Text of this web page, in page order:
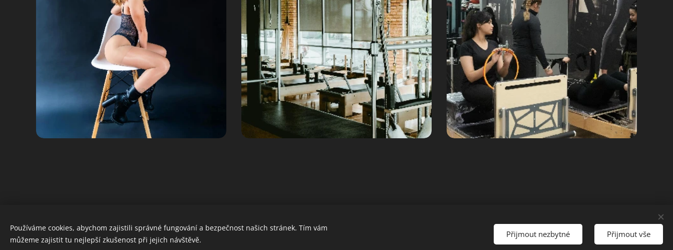
Obrázky poskytlPexels Cookies
Používáme cookies, abychom zajistili správné fungování a bezpečnost našich stránek. Tím vám
můžeme zajistit tu nejlepší zkušenost při jejich návštěvě.
Přijmout nezbytné Přijmout vše